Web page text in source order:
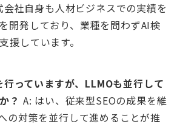
社自身も人材ビジネスでの実績を
開発しており、業種を問わずAI検
援しています。
っていますが、LLMOも並行して
？ A: はい、従来型SEOの成果を維
の対策を並行して進めることが推